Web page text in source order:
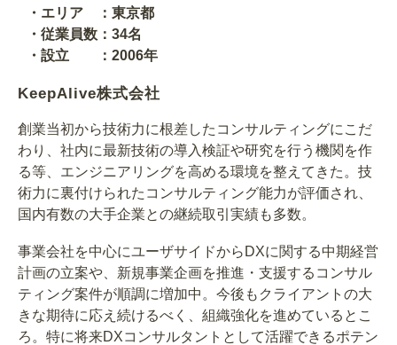
・エリア ：東京都
・従業員数：34名
・設立 ：2006年
KeepAlive株式会社
創業当初から技術力に根差したコンサルティングにこだ
わり、社内に最新技術の導入検証や研究を行う機関を作
る等、エンジニアリングを高める環境を整えてきた。技
術力に裏付けられたコンサルティング能力が評価され、
国内有数の大手企業との継続取引実績も多数。
事業会社を中心にユーザサイドからDXに関する中期経営
計画の立案や、新規事業企画を推進・支援するコンサル
ティング案件が順調に増加中。今後もクライアントの大
きな期待に応え続けるべく、組織強化を進めているとこ
ろ。特に将来DXコンサルタントとして活躍できるポテン